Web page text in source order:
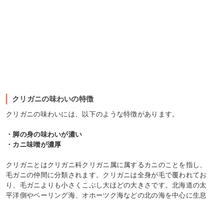
クリガニの味わいの特徴
クリガニの味わいには、以下のような特徴があります。
・脚の身の味わいが濃い
・カニ味噌が濃厚
クリガニとはクリガニ科クリガニ属に属するカニのことを指し、
毛ガニの仲間に分類されます。クリガニは全身が毛で覆われてお
り、毛ガニよりも小さくこぶし大ほどの大きさです。北海道の太
平洋側やベーリング海、オホーツク海などの北の海を中心に生息